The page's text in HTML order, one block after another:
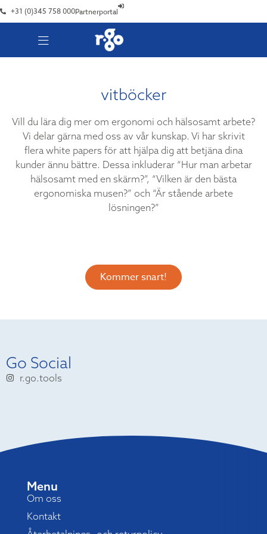
+31 (0)345 758 000Partnerportal
vitböcker
Vill du lära dig mer om ergonomi och hälsosamt arbete?
Vi delar gärna med oss ​​av vår kunskap. Vi har skrivit
flera white papers för att hjälpa dig att betjäna dina
kunder ännu bättre. Dessa inkluderar “Hur man arbetar
hälsosamt med en skärm?”, “Vilken är den bästa
ergonomiska musen?” och “Är stående arbete
lösningen?”
Kommer snart!
Go Social
r.go.tools
Menu
Om oss
Kontakt